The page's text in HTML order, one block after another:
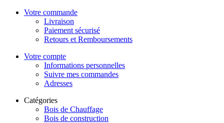
Votre commande
Livraison
Paiement sécurisé
Retours et Remboursements
Votre compte
Informations personnelles
Suivre mes commandes
Adresses
Catégories
Bois de Chauffage
Bois de construction